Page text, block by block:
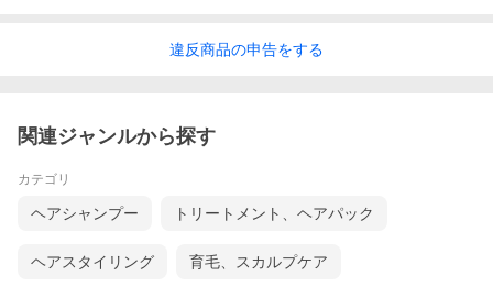
違反商品の申告をする
関連ジャンルから探す
カテゴリ
ヘアシャンプー トリートメント、ヘアパック
ヘアスタイリング 育毛、スカルプケア